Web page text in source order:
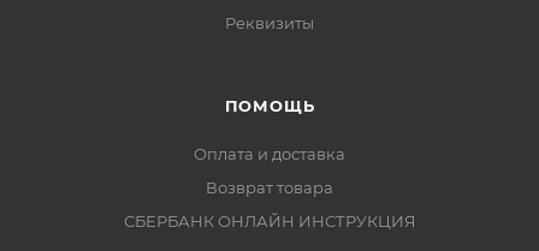
Реквизиты
ПОМОЩЬ
Оплата и доставка
Возврат товара
СБЕРБАНК ОНЛАЙН ИНСТРУКЦИЯ